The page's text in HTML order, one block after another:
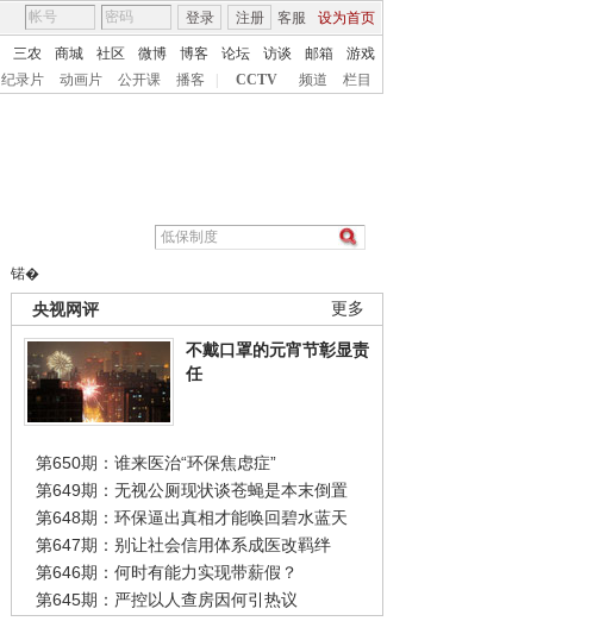
客服 设为首页
登录 注册
三农 商城 社区 微博 博客 论坛 访谈 邮箱
游戏
纪录片 动画片 公开课 播客 CCTV 频道 栏目
锘�
更多
央视网评
不戴口罩的元宵节彰显责
任
第650期：谁来医治“环保焦虑症”
第649期：无视公厕现状谈苍蝇是本末倒置
第648期：环保逼出真相才能唤回碧水蓝天
第647期：别让社会信用体系成医改羁绊
第646期：何时有能力实现带薪假？
第645期：严控以人查房因何引热议